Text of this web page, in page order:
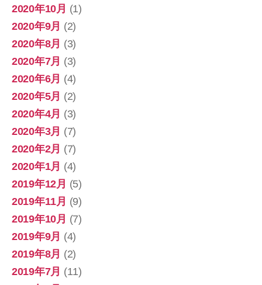
2020年10月 (1)
2020年9月 (2)
2020年8月 (3)
2020年7月 (3)
2020年6月 (4)
2020年5月 (2)
2020年4月 (3)
2020年3月 (7)
2020年2月 (7)
2020年1月 (4)
2019年12月 (5)
2019年11月 (9)
2019年10月 (7)
2019年9月 (4)
2019年8月 (2)
2019年7月 (11)